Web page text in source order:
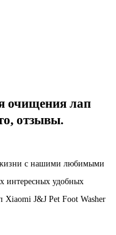
очищения лап
отзывы.
жизни с нашими любимыми
интересных удобных
J&J Pet Foot Washer